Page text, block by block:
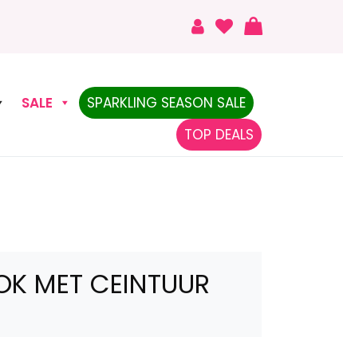
SALE
SPARKLING SEASON SALE
TOP DEALS
MET CEINTUUR